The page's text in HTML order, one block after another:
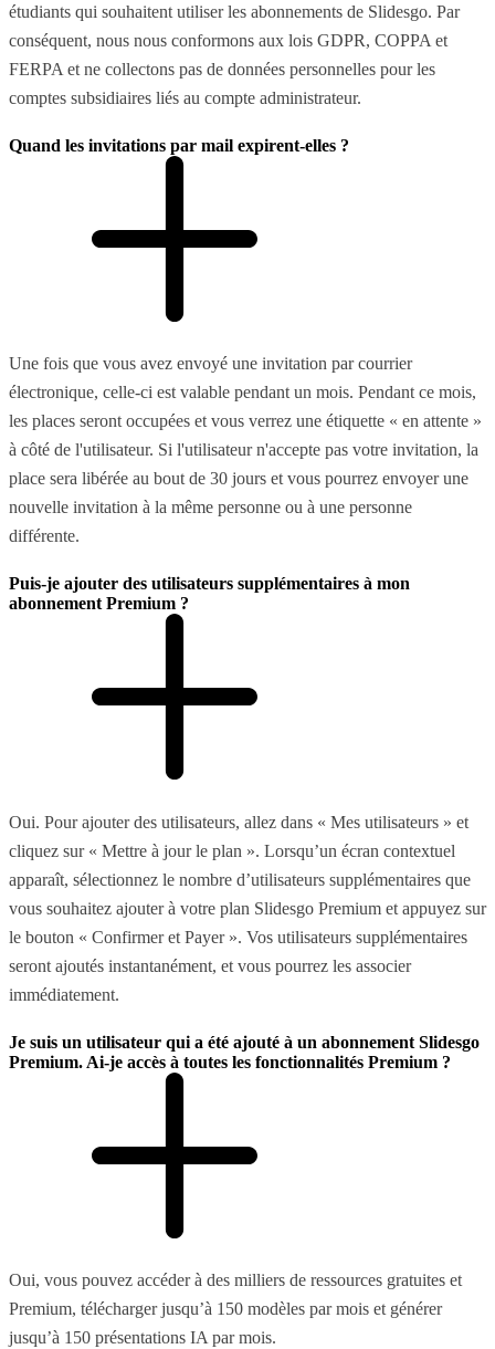
étudiants qui souhaitent utiliser les abonnements de Slidesgo. Par
conséquent, nous nous conformons aux lois GDPR, COPPA et
FERPA et ne collectons pas de données personnelles pour les
comptes subsidiaires liés au compte administrateur.
Quand les invitations par mail expirent-elles ?
Une fois que vous avez envoyé une invitation par courrier
électronique, celle-ci est valable pendant un mois. Pendant ce mois,
les places seront occupées et vous verrez une étiquette « en attente »
à côté de l'utilisateur. Si l'utilisateur n'accepte pas votre invitation, la
place sera libérée au bout de 30 jours et vous pourrez envoyer une
nouvelle invitation à la même personne ou à une personne
différente.
Puis-je ajouter des utilisateurs supplémentaires à mon
abonnement Premium ?
Oui. Pour ajouter des utilisateurs, allez dans « Mes utilisateurs » et
cliquez sur « Mettre à jour le plan ». Lorsqu’un écran contextuel
apparaît, sélectionnez le nombre d’utilisateurs supplémentaires que
vous souhaitez ajouter à votre plan Slidesgo Premium et appuyez sur
le bouton « Confirmer et Payer ». Vos utilisateurs supplémentaires
seront ajoutés instantanément, et vous pourrez les associer
immédiatement.
Je suis un utilisateur qui a été ajouté à un abonnement Slidesgo
Premium. Ai-je accès à toutes les fonctionnalités Premium ?
Oui, vous pouvez accéder à des milliers de ressources gratuites et
Premium, télécharger jusqu’à 150 modèles par mois et générer
jusqu’à 150 présentations IA par mois.